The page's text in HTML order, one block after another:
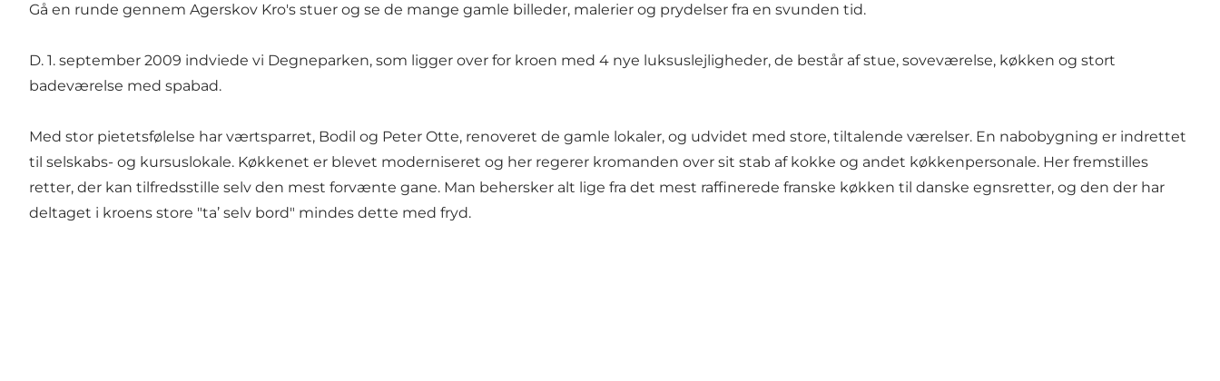
Gå en runde gennem Agerskov Kro's stuer og se de mange gamle billeder, malerier og prydelser fra en svunden tid.
D. 1. september 2009 indviede vi Degneparken, som ligger over for kroen med 4 nye luksuslejligheder, de består af stue, soveværelse, køkken og stort
badeværelse med spabad.
Med stor pietetsfølelse har værtsparret, Bodil og Peter Otte, renoveret de gamle lokaler, og udvidet med store, tiltalende værelser. En nabobygning er indrettet
til selskabs- og kursuslokale. Køkkenet er blevet moderniseret og her regerer kromanden over sit stab af kokke og andet køkkenpersonale. Her fremstilles
retter, der kan tilfredsstille selv den mest forvænte gane. Man behersker alt lige fra det mest raffinerede franske køkken til danske egnsretter, og den der har
deltaget i kroens store "ta’ selv bord" mindes dette med fryd.